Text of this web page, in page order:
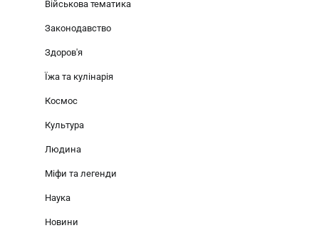
Військова тематика
Законодавство
Здоров'я
Їжа та кулінарія
Космос
Культура
Людина
Міфи та легенди
Наука
Новини